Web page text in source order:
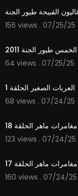
156 views . 07/25/25
64 views . 07/25/25
العربات الصغير الحلقة 1
68 views . 07/24/25
مغامرات ماهر الحلقة 18
123 views . 07/24/25
مغامرات ماهر الحلقة 17
160 views . 07/24/25